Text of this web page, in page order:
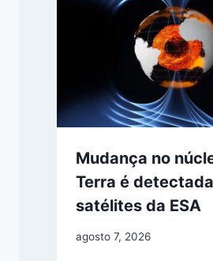
Mudança no
Terra é
satélites da ESA
agosto 7, 2026